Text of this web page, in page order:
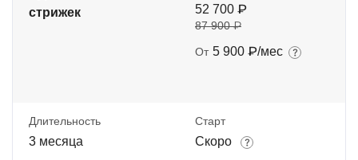
стрижек
52 700 ₽
87 900 ₽
От 5 900 ₽/мес
Длительность
3 месяца
Старт
Скоро